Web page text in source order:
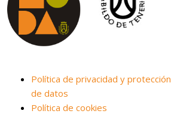
Política de privacidad y protección
de datos
Política de cookies